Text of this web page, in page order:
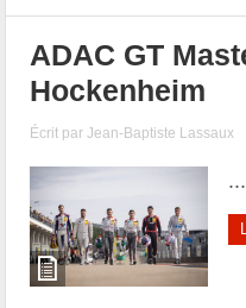
ADAC GT
Hockenheim
Écrit parJean-Baptiste Lassaux
...